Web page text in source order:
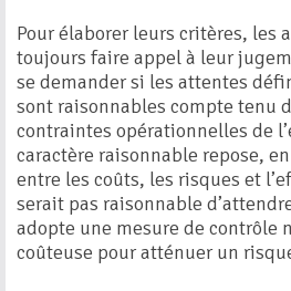
Pour élaborer leurs critères, les
toujours faire appel à leur
se demander si les attentes
sont raisonnables compte tenu
contraintes opérationnelles de
caractère raisonnable repose,
entre les coûts, les risques et
serait pas raisonnable
adopte une mesure de contrôle
coûteuse pour atténuer un